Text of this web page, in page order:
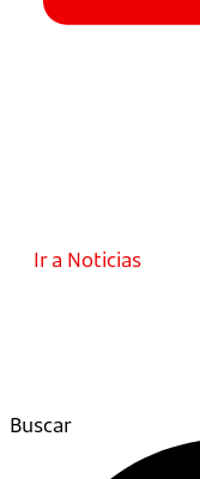
Ir a Noticias
Buscar